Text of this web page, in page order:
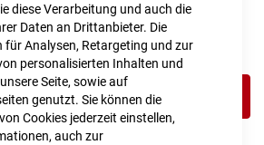
diese Verarbeitung und auch die
Daten an Drittanbieter. Die
für Analysen, Retargeting und zur
personalisierten Inhalten und
Seite, sowie auf
genutzt. Sie können die
Cookies jederzeit einstellen,
auch zur
DEN WARENKORB